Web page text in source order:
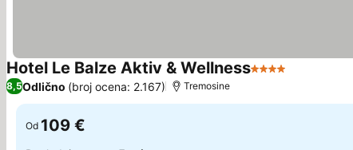
Hotel Le Balze Aktiv & Wellness4 Zvezdice
8,5Odlično (broj ocena: 2.167) Tremosine
Od 109 €